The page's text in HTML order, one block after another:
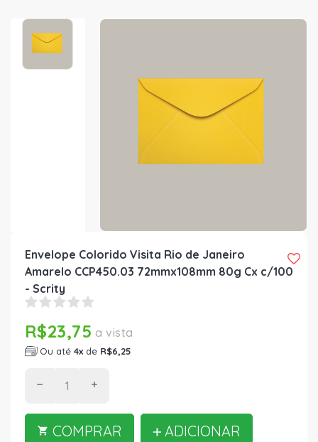
Envelope Colorido Visita Rio de Janeiro
Amarelo CCP450.03 72mmx108mm 80g Cx c/100
- Scrity
R$23,75 a vista
Ou até 4x de R$6,25
COMPRAR ADICIONAR